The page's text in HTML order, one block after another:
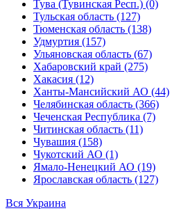
Тува (Тувинская Респ.) (0)
Тульская область (127)
Тюменская область (138)
Удмуртия (157)
Ульяновская область (67)
Хабаровский край (275)
Хакасия (12)
Ханты-Мансийский АО (44)
Челябинская область (366)
Чеченская Республика (7)
Читинская область (11)
Чувашия (158)
Чукотский АО (1)
Ямало-Ненецкий АО (19)
Ярославская область (127)
Вся Украина